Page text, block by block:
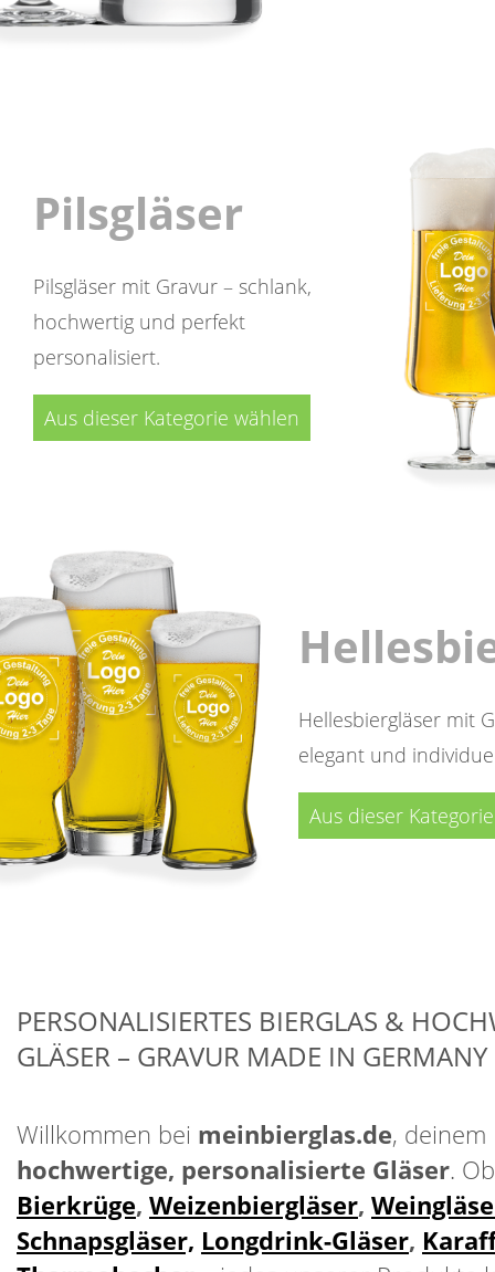
Pilsgläser
Pilsgläser mit Gravur – schlank,
hochwertig und perfekt
personalisiert.
Aus dieser Kategorie wählen
Hellesbiergläser mit
elegant und
Aus dieser
PERSONALISIERTES BIERGLAS &
GLÄSER – GRAVUR MADE IN GERMANY
Willkommen bei meinbierglas.de,
hochwertige, personalisierte Gläser.
Bierkrüge, Weizenbiergläser,
Schnapsgläser, Longdrink-Gläser,